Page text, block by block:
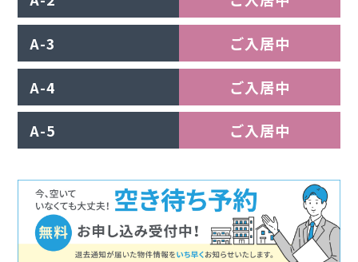
A-3 ご入居中
A-4 ご入居中
A-5 ご入居中